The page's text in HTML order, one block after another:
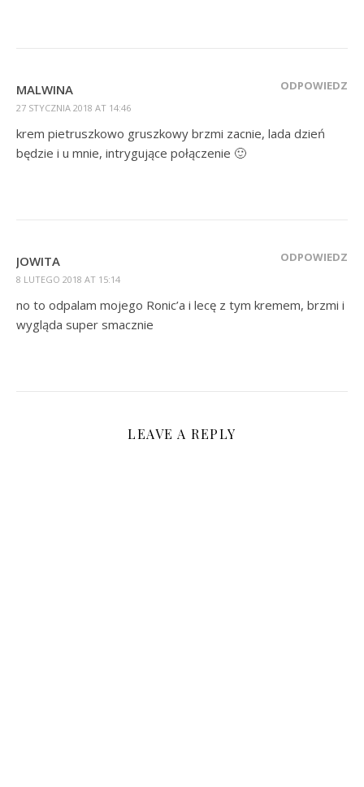
MALWINA
27 STYCZNIA 2018 AT 14:46
ODPOWIEDZ
krem pietruszkowo gruszkowy brzmi zacnie, lada dzień
będzie i u mnie, intrygujące połączenie 🙂
JOWITA
8 LUTEGO 2018 AT 15:14
ODPOWIEDZ
no to odpalam mojego Ronic’a i lecę z tym kremem, brzmi i
wygląda super smacznie
LEAVE A REPLY